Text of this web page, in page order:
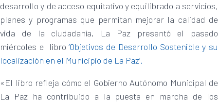
desarrollo y de acceso equitativo y equilibrado a servicios,
planes y programas que permitan mejorar la calidad de
vida de la ciudadanía, La Paz presentó el pasado
miércoles el libro‘Objetivos de Desarrollo Sostenible y su
localización en el Municipio de La Paz’.
«El libro refleja cómo el Gobierno Autónomo Municipal de
La Paz ha contribuido a la puesta en marcha de los